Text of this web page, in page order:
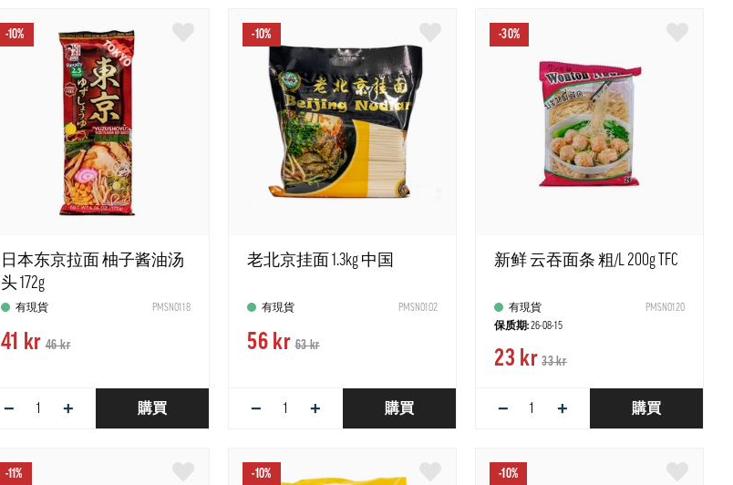
-10%
日本东京拉面 柚子酱油汤
头 172g
有現貨 PMSN0118
41 kr 46 kr
− + 購買
-10%
老北京挂面 1.3kg 中国
有現貨 PMSN0102
56 kr 63 kr
− + 購買
-30%
新鲜 云吞面条 粗/L 200g TFC
有現貨
PMSN0120
保质期:26-08-15
23 kr 33 kr
− + 購買
-11% -10% -10%